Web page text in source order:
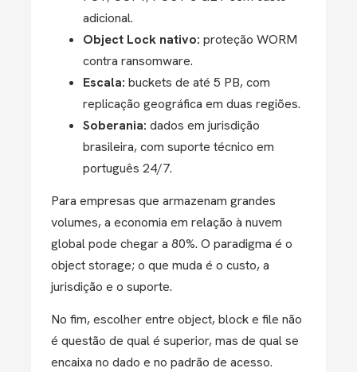
adicional.
Object Lock nativo: proteção WORM
contra ransomware.
Escala: buckets de até 5 PB, com
replicação geográfica em duas regiões.
Soberania: dados em jurisdição
brasileira, com suporte técnico em
português 24/7.
Para empresas que armazenam grandes
volumes, a economia em relação à nuvem
global pode chegar a 80%. O paradigma é o
object storage; o que muda é o custo, a
jurisdição e o suporte.
No fim, escolher entre object, block e file não
é questão de qual é superior, mas de qual se
encaixa no dado e no padrão de acesso.